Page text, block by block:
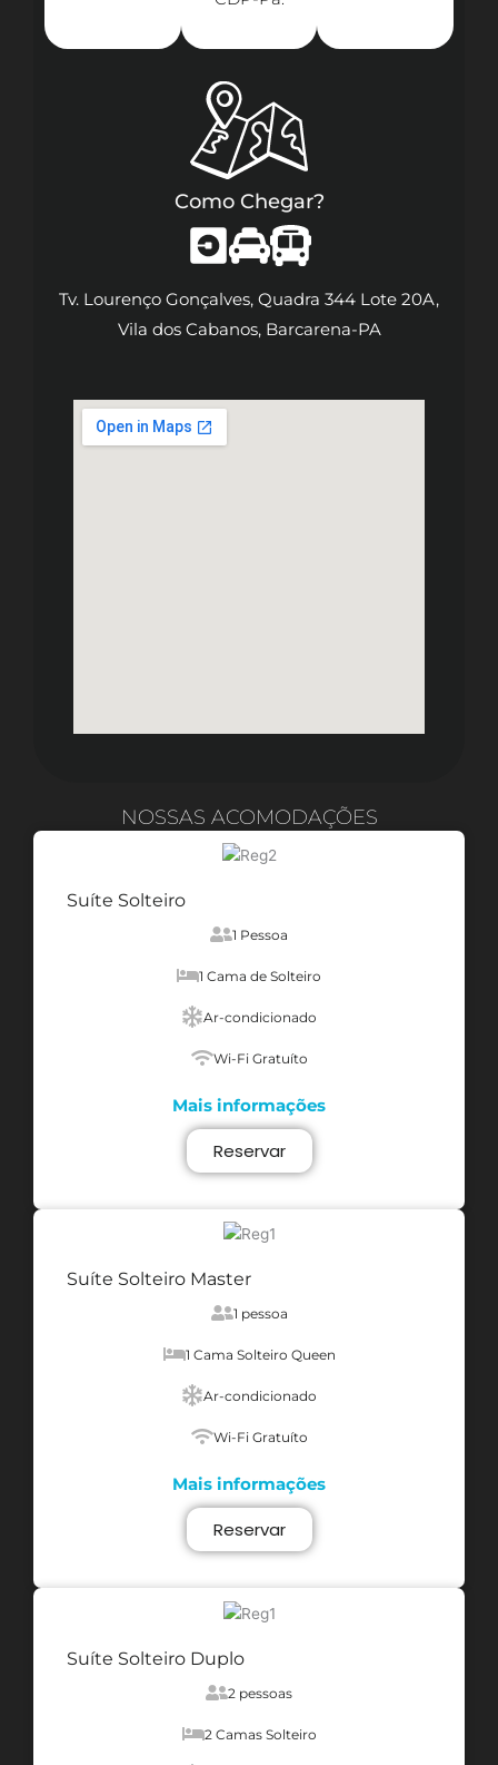
Como Chegar?
Tv. Lourenço Gonçalves, Quadra 344 Lote 20A,
Vila dos Cabanos, Barcarena-PA
NOSSAS ACOMODAÇÕES
Suíte Solteiro
1 Pessoa
1 Cama de Solteiro
Ar-condicionado
Wi-Fi Gratuíto
Mais informações
Reservar
Suíte Solteiro Master
1 pessoa
1 Cama Solteiro Queen
Ar-condicionado
Wi-Fi Gratuíto
Mais informações
Reservar
Suíte Solteiro Duplo
2 pessoas
2 Camas Solteiro